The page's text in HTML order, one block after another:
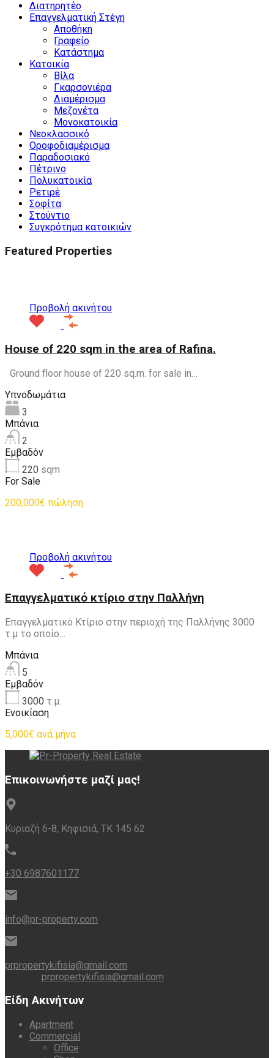
Διατηρητέο
Επαγγελματική Στέγη
Αποθήκη
Γραφείο
Κατάστημα
Κατοικία
Βίλα
Γκαρσονιέρα
Διαμέρισμα
Μεζονέτα
Μονοκατοικία
Νεοκλασσικό
Οροφοδιαμέρισμα
Παραδοσιακό
Πέτρινο
Πολυκατοικία
Ρετιρέ
Σοφίτα
Στούντιο
Συγκρότημα κατοικιών
Featured Properties
Προβολή ακινήτου
House of 220 sqm in the area of Rafina.
Ground floor house of 220 sq.m. for sale in…
Υπνοδωμάτια
3
Μπάνια
2
Εμβαδόν
220 sqm
For Sale
200,000€ πώληση
Προβολή ακινήτου
Επαγγελματικό κτίριο στην Παλλήνη
Επαγγελματικό Κτίριο στην περιοχή της Παλλήνης 3000
τ.μ το οποίο…
Μπάνια
5
Εμβαδόν
3000 τ.μ.
Ενοικίαση
5,000€ ανά μήνα
Επικοινωνήστε μαζί μας!
Κυριαζή 6-8, Κηφισιά, ΤΚ 145 62
+30 6987601177
info@pr-property.com
prpropertykifisia@gmail.com
prpropertykifisia@gmail.com
Είδη Ακινήτων
Apartment
Commercial
Office